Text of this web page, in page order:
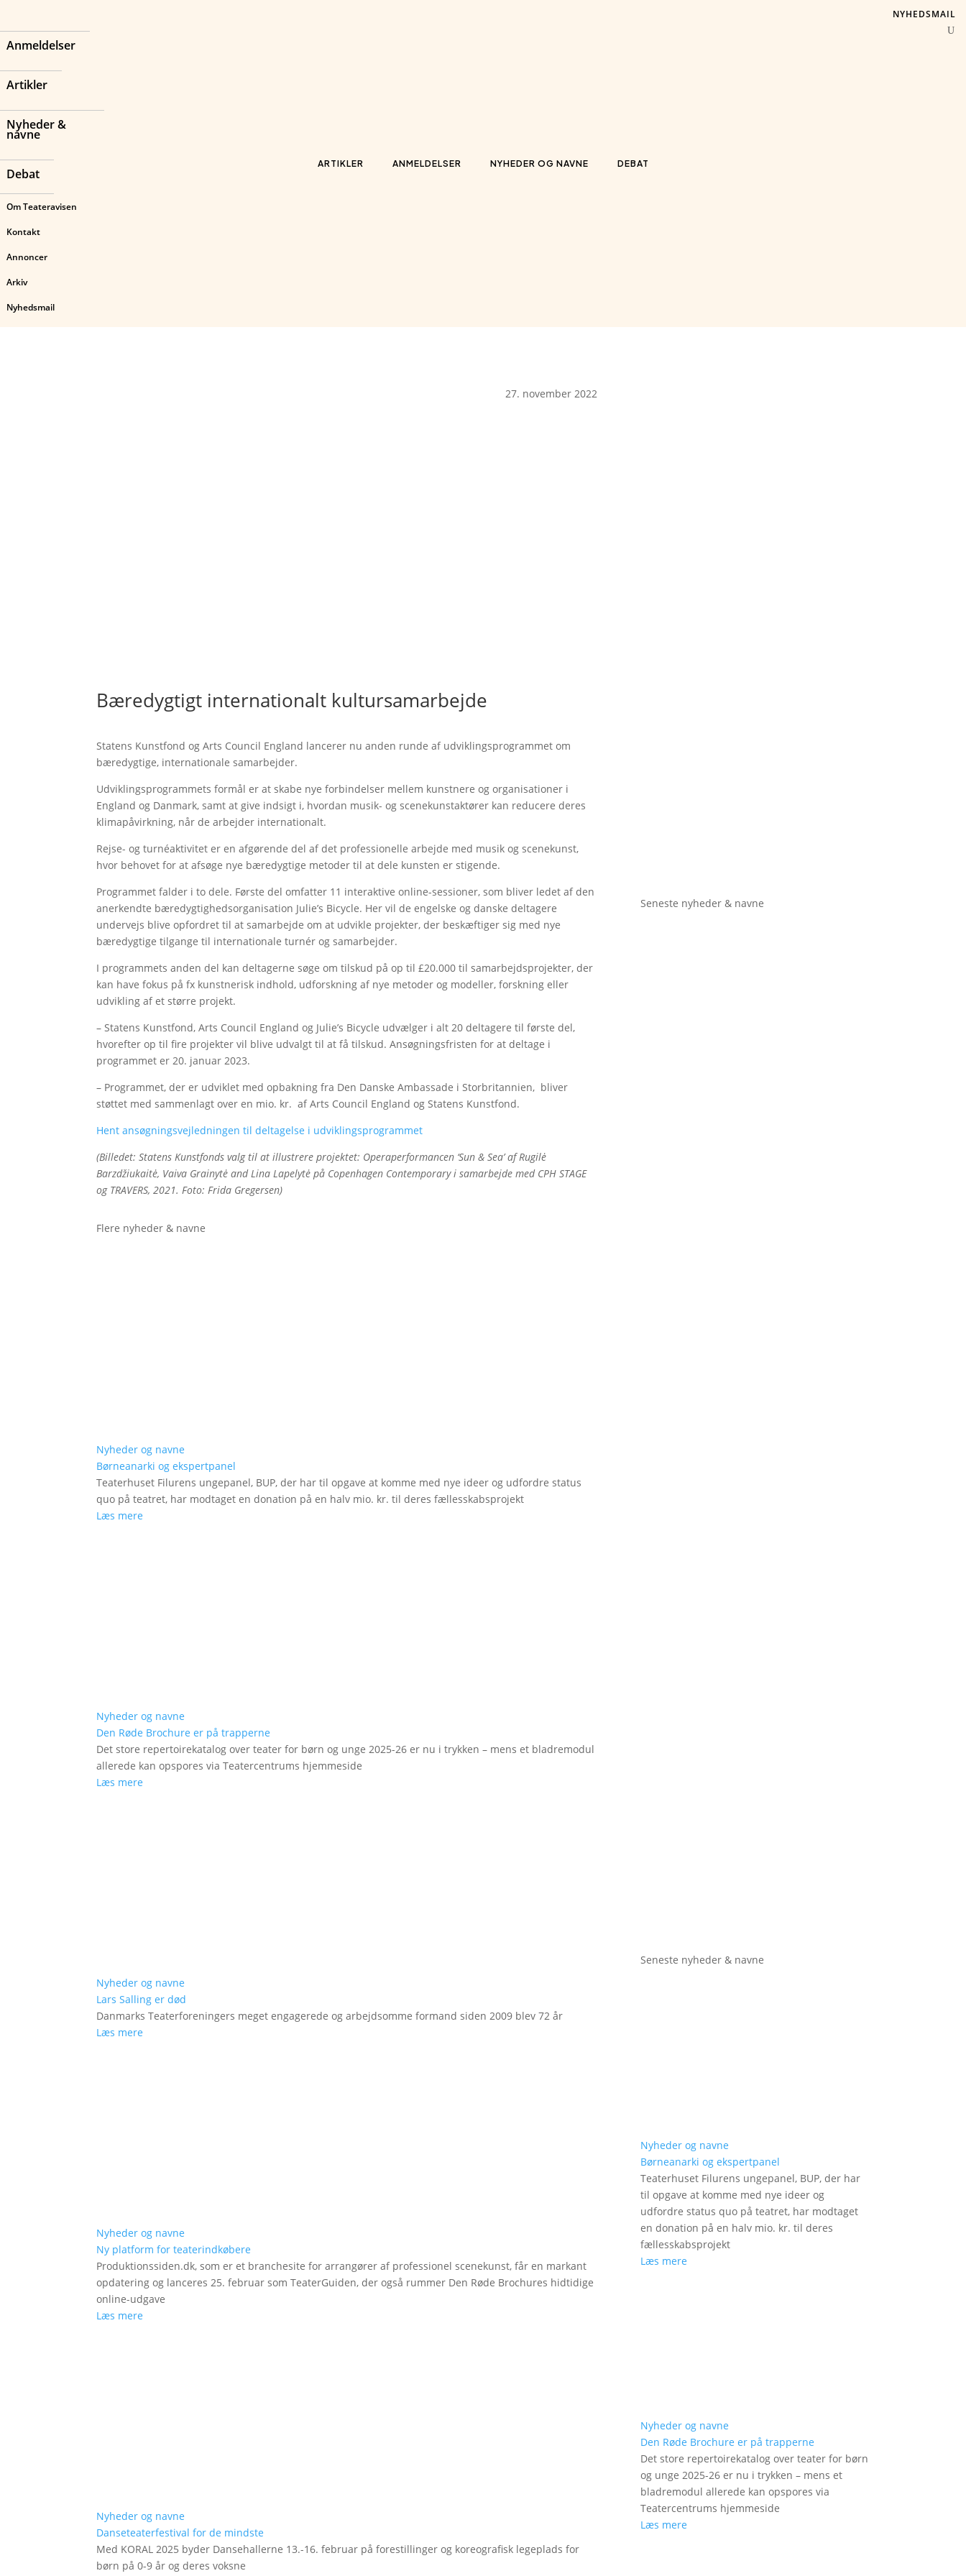
Anmeldelser
Artikler
Nyheder &
navne
Debat
Om Teateravisen
Kontakt
Annoncer
Arkiv
Nyhedsmail
ARTIKLER ANMELDELSER NYHEDER OG NAVNE DEBAT
NYHEDSMAIL
27. november 2022
Bæredygtigt internationalt kultursamarbejde
Statens Kunstfond og Arts Council England lancerer nu anden runde af udviklingsprogrammet om
bæredygtige, internationale samarbejder.
Udviklingsprogrammets formål er at skabe nye forbindelser mellem kunstnere og organisationer i
England og Danmark, samt at give indsigt i, hvordan musik- og scenekunstaktører kan reducere deres
klimapåvirkning, når de arbejder internationalt.
Rejse- og turnéaktivitet er en afgørende del af det professionelle arbejde med musik og scenekunst,
hvor behovet for at afsøge nye bæredygtige metoder til at dele kunsten er stigende.
Programmet falder i to dele. Første del omfatter 11 interaktive online-sessioner, som bliver ledet af den
anerkendte bæredygtighedsorganisation Julie’s Bicycle. Her vil de engelske og danske deltagere
undervejs blive opfordret til at samarbejde om at udvikle projekter, der beskæftiger sig med nye
bæredygtige tilgange til internationale turnér og samarbejder.
I programmets anden del kan deltagerne søge om tilskud på op til £20.000 til samarbejdsprojekter, der
kan have fokus på fx kunstnerisk indhold, udforskning af nye metoder og modeller, forskning eller
udvikling af et større projekt.
– Statens Kunstfond, Arts Council England og Julie’s Bicycle udvælger i alt 20 deltagere til første del,
hvorefter op til fire projekter vil blive udvalgt til at få tilskud. Ansøgningsfristen for at deltage i
programmet er 20. januar 2023.
– Programmet, der er udviklet med opbakning fra Den Danske Ambassade i Storbritannien, bliver
støttet med sammenlagt over en mio. kr. af Arts Council England og Statens Kunstfond.
Hent ansøgningsvejledningen til deltagelse i udviklingsprogrammet
(Billedet: Statens Kunstfonds valg til at illustrere projektet: Operaperformancen ‘Sun & Sea’ af Rugilė
Barzdžiukaitė, Vaiva Grainytė and Lina Lapelytė på Copenhagen Contemporary i samarbejde med CPH STAGE
og TRAVERS, 2021. Foto: Frida Gregersen)
Flere nyheder & navne
Nyheder og navne
Børneanarki og ekspertpanel
Teaterhuset Filurens ungepanel, BUP, der har til opgave at komme med nye ideer og udfordre status
quo på teatret, har modtaget en donation på en halv mio. kr. til deres fællesskabsprojekt
Læs mere
Nyheder og navne
Den Røde Brochure er på trapperne
Det store repertoirekatalog over teater for børn og unge 2025-26 er nu i trykken – mens et bladremodul
allerede kan opspores via Teatercentrums hjemmeside
Læs mere
Nyheder og navne
Lars Salling er død
Danmarks Teaterforeningers meget engagerede og arbejdsomme formand siden 2009 blev 72 år
Læs mere
Nyheder og navne
Ny platform for teaterindkøbere
Produktionssiden.dk, som er et branchesite for arrangører af professionel scenekunst, får en markant
opdatering og lanceres 25. februar som TeaterGuiden, der også rummer Den Røde Brochures hidtidige
online-udgave
Læs mere
Nyheder og navne
Danseteaterfestival for de mindste
Med KORAL 2025 byder Dansehallerne 13.-16. februar på forestillinger og koreografisk legeplads for
børn på 0-9 år og deres voksne
Seneste nyheder & navne
Seneste nyheder & navne
Nyheder og navne
Børneanarki og ekspertpanel
Teaterhuset Filurens ungepanel, BUP, der har
til opgave at komme med nye ideer og
udfordre status quo på teatret, har modtaget
en donation på en halv mio. kr. til deres
fællesskabsprojekt
Læs mere
Nyheder og navne
Den Røde Brochure er på trapperne
Det store repertoirekatalog over teater for børn
og unge 2025-26 er nu i trykken – mens et
bladremodul allerede kan opspores via
Teatercentrums hjemmeside
Læs mere